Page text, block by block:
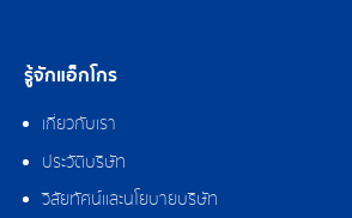
รู้จักแอ็กโกร
เกี่ยวกับเรา
ประวัติบริษัท
วิสัยทัศน์และนโยบายบริษัท